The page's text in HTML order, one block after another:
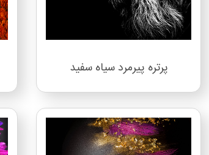
پرتره پیرمرد سیاه سفید